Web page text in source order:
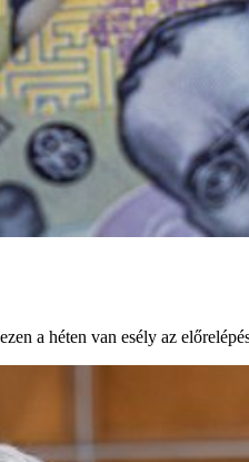
a héten van esély az